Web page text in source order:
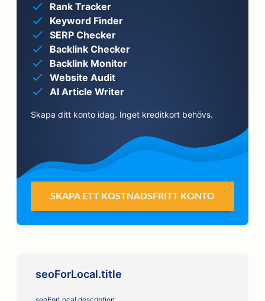
Rank Tracker
Keyword Finder
SERP Checker
Backlink Checker
Backlink Monitor
Website Audit
AI Article Writer
Skapa ditt konto idag. Inget kreditkort behövs.
SKAPA ETT KOSTNADSFRITT KONTO
seoForLocal.title